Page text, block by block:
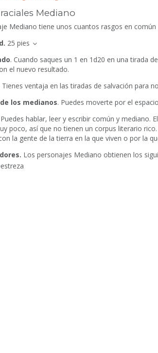
Mediano
Mediano tiene unos cuantos rasgos en
25 pies
. Cuando saques un 1 en 1d20 en una tirada
el nuevo resultado.
Tienes ventaja en las tiradas de salvación para
los medianos. Puedes moverte por el
Puedes hablar, leer y escribir común y
poco, así que no tienen un corpus literario
la gente de la tierra en la que viven o por la
Los personajes Mediano obtienen los